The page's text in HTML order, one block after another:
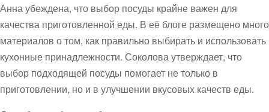
Анна убеждена, что выбор посуды крайне важен для
качества приготовленной еды. В её блоге размещено много
материалов о том, как правильно выбирать и использовать
кухонные принадлежности. Соколова утверждает, что
выбор подходящей посуды помогает не только в
приготовлении, но и в улучшении вкусовых качеств еды.